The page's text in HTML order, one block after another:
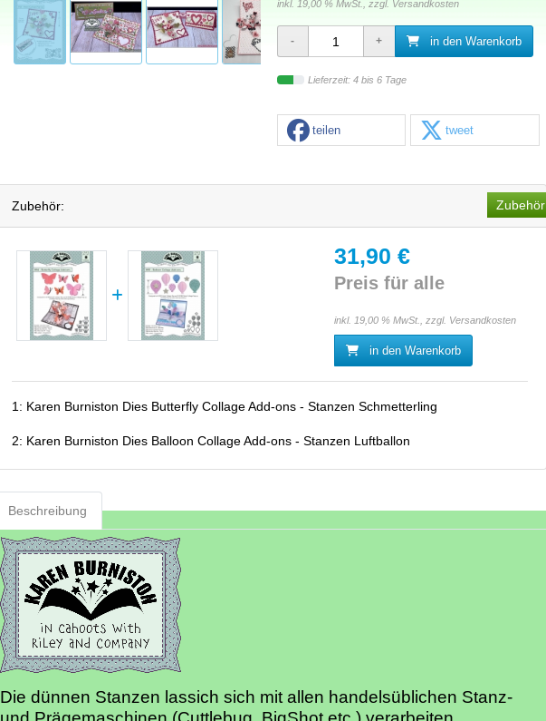
inkl. 19,00 % MwSt., zzgl. Versandkosten
in den Warenkorb
Lieferzeit: 4 bis 6 Tage
teilen tweet
Zubehör: Zubehör
31,90 €
Preis für alle
inkl. 19,00 % MwSt., zzgl. Versandkosten
in den Warenkorb
1: Karen Burniston Dies Butterfly Collage Add-ons - Stanzen Schmetterling
2: Karen Burniston Dies Balloon Collage Add-ons - Stanzen Luftballon
Beschreibung
Die dünnen Stanzen lassich sich mit allen handelsüblichen Stanz-